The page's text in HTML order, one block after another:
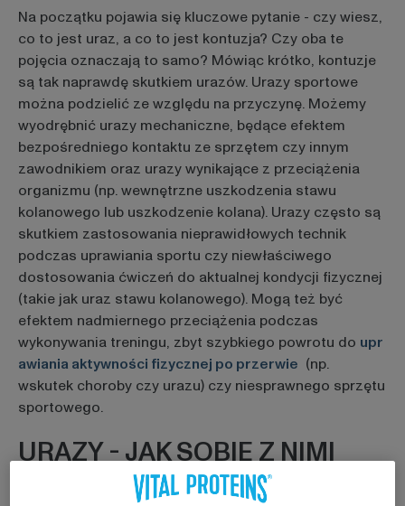
Na początku pojawia się kluczowe pytanie - czy wiesz,
co to jest uraz, a co to jest kontuzja? Czy oba te
pojęcia oznaczają to samo? Mówiąc krótko, kontuzje
są tak naprawdę skutkiem urazów. Urazy sportowe
można podzielić ze względu na przyczynę. Możemy
wyodrębnić urazy mechaniczne, będące efektem
bezpośredniego kontaktu ze sprzętem czy innym
zawodnikiem oraz urazy wynikające z przeciążenia
organizmu (np. wewnętrzne uszkodzenia stawu
kolanowego lub uszkodzenie kolana). Urazy często są
skutkiem zastosowania nieprawidłowych technik
podczas uprawiania sportu czy niewłaściwego
dostosowania ćwiczeń do aktualnej kondycji fizycznej
(takie jak uraz stawu kolanowego). Mogą też być
efektem nadmiernego przeciążenia podczas
wykonywania treningu, zbyt szybkiego powrotu do upr
awiania aktywności fizycznej po przerwie (np.
wskutek choroby czy urazu) czy niesprawnego sprzętu
sportowego.
URAZY - JAK SOBIE Z NIMI
PORADZIĆ?